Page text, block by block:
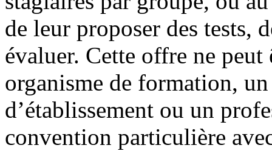
de leur proposer des tests,
évaluer. Cette offre ne
organisme de formation,
d’établissement ou un
convention particulière